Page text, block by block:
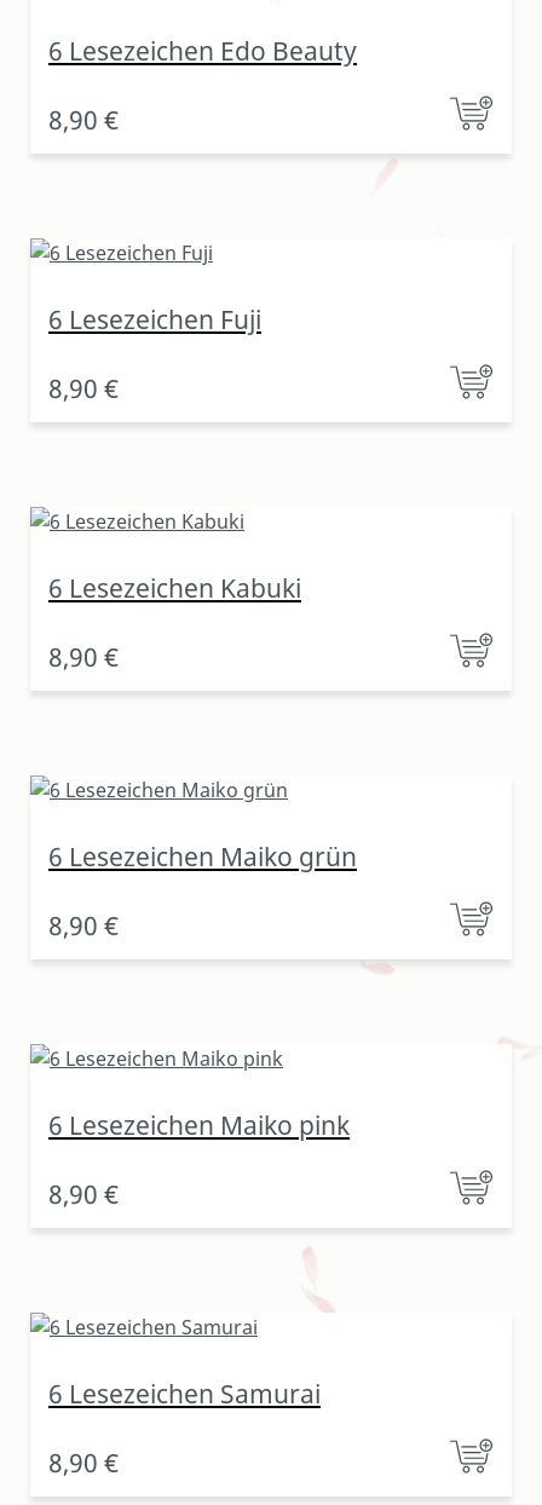
6 Lesezeichen Edo Beauty
8,90 €
6 Lesezeichen Fuji
8,90 €
6 Lesezeichen Kabuki
8,90 €
6 Lesezeichen Maiko grün
8,90 €
6 Lesezeichen Maiko pink
8,90 €
6 Lesezeichen Samurai
8,90 €